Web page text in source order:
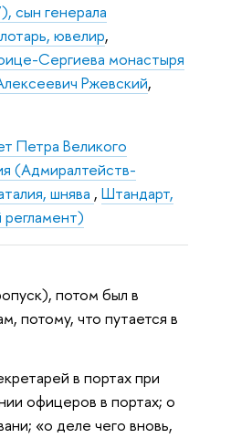
сын генерала
ювелир,
Сергиева монастыря
Ржевский,
Петра Великого
(Адмиралтейств-
шнява ,Штандарт,
потом был в
потому, что путается в
в портах при
офицеров в портах; о
«о деле чего вновь,